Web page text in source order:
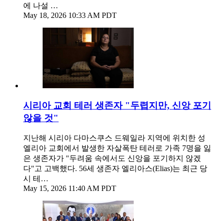
에 나설 …
May 18, 2026 10:33 AM PDT
시리아 교회 테러 생존자 "두렵지만, 신앙 포기
않을 것"
지난해 시리아 다마스쿠스 드웨일라 지역에 위치한 성
엘리아 교회에서 발생한 자살폭탄 테러로 가족 7명을 잃
은 생존자가 "두려움 속에서도 신앙을 포기하지 않겠
다"고 고백했다. 56세 생존자 엘리아스(Elias)는 최근 당
시 테…
May 15, 2026 11:40 AM PDT